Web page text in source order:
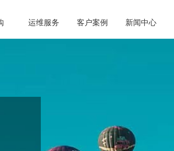
运维服务 客户案例 新闻中心